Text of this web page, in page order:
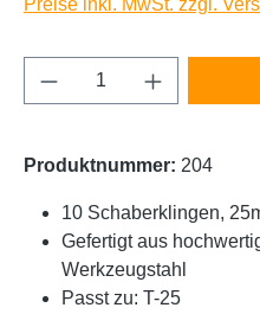
Preise inkl. MwSt. zzgl.
Produkt Anzahl:
Produktnummer: 204
10 Schaberklingen,
Gefertigt aus
Werkzeugstahl
Passt zu: T-25